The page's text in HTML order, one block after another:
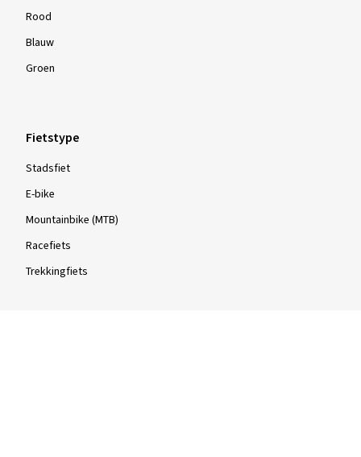
Rood
Blauw
Groen
Fietstype
Stadsfiet
E-bike
Mountainbike (MTB)
Racefiets
Trekkingfiets